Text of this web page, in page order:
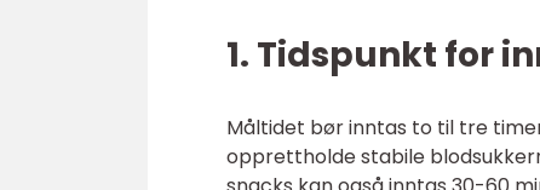
1. Tidspunkt for
Måltidet bør inntas to til tre
opprettholde stabile